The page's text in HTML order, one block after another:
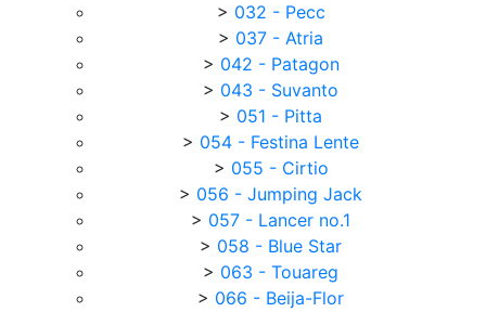
> 032 - Pecc
> 037 - Atria
> 042 - Patagon
> 043 - Suvanto
> 051 - Pitta
> 054 - Festina Lente
> 055 - Cirtio
> 056 - Jumping Jack
> 057 - Lancer no.1
> 058 - Blue Star
> 063 - Touareg
> 066 - Beija-Flor